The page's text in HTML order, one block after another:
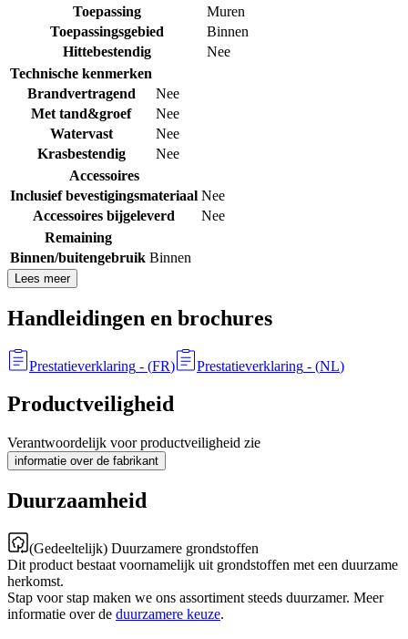
Toepassing
Muren
Toepassingsgebied
Binnen
Hittebestendig
Nee
Technische kenmerken
Brandvertragend
Nee
Met tand&groef
Nee
Watervast
Nee
Krasbestendig
Nee
Accessoires
Inclusief bevestigingsmateriaal Nee
Accessoires bijgeleverd
Nee
Remaining
Binnen/buitengebruik Binnen
Lees meer
Handleidingen en brochures
Prestatieverklaring - (FR) Prestatieverklaring - (NL)
Productveiligheid
Verantwoordelijk voor productveiligheid zie
informatie over de fabrikant
Duurzaamheid
(Gedeeltelijk) Duurzamere grondstoffen
Dit product bestaat voornamelijk uit grondstoffen met een duurzame
herkomst.
Stap voor stap maken we ons assortiment steeds duurzamer. Meer
informatie over de duurzamere keuze.